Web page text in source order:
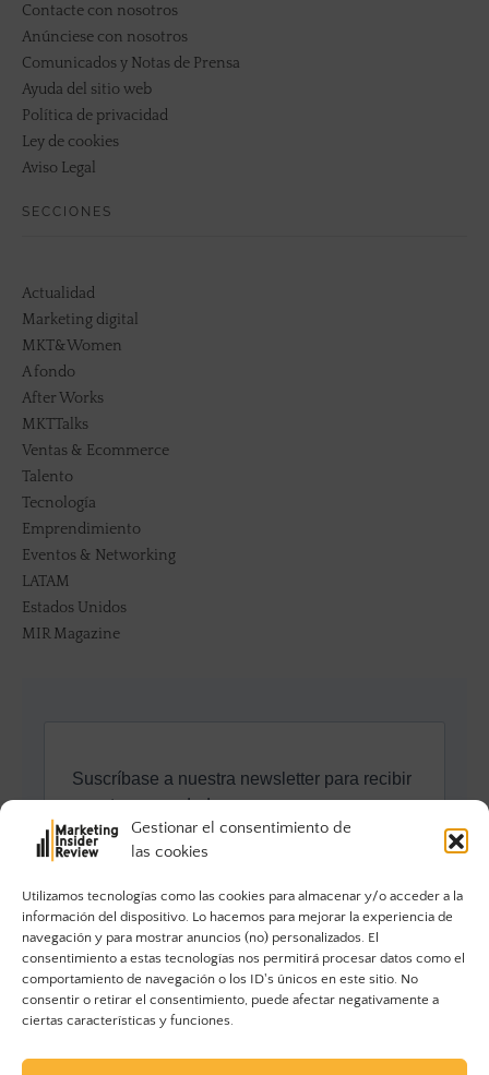
Gestionar el consentimiento de
las cookies
Utilizamos tecnologías como las cookies para almacenar y/o acceder a la
información del dispositivo. Lo hacemos para mejorar la experiencia de
navegación y para mostrar anuncios (no) personalizados. El
consentimiento a estas tecnologías nos permitirá procesar datos como el
comportamiento de navegación o los ID's únicos en este sitio. No
consentir o retirar el consentimiento, puede afectar negativamente a
ciertas características y funciones.
Contacte con nosotros
Anúnciese con nosotros
Comunicados y Notas de Prensa
Ayuda del sitio web
Política de privacidad
Ley de cookies
Aviso Legal
SECCIONES
Actualidad
Marketing digital
MKT&Women
A fondo
After Works
MKTTalks
Ventas & Ecommerce
Talento
Tecnología
Emprendimiento
Eventos & Networking
LATAM
Estados Unidos
MIR Magazine